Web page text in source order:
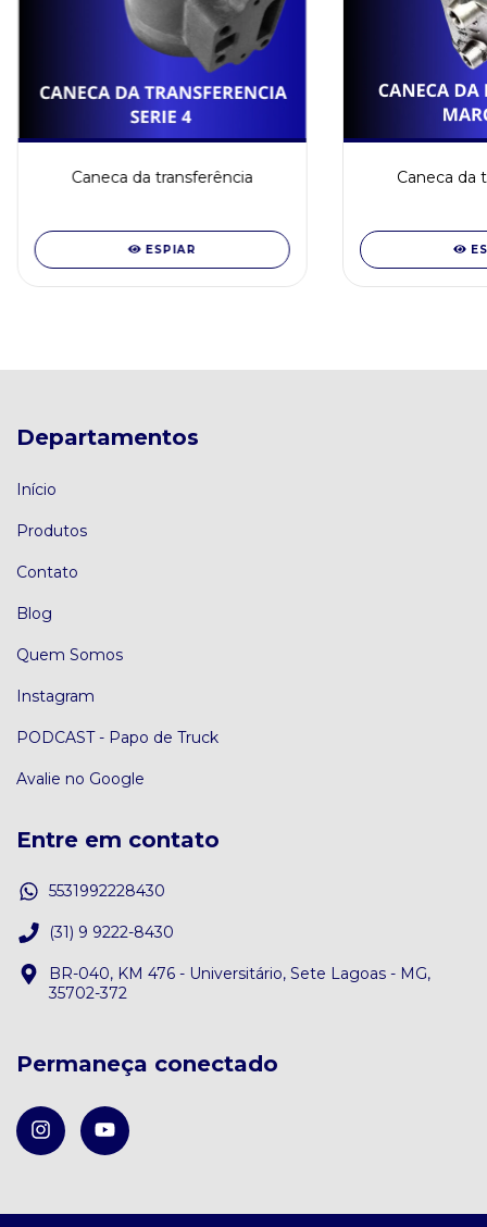
Caneca da transferência
ESPIAR
Caneca da
Departamentos
Início
Produtos
Contato
Blog
Quem Somos
Instagram
PODCAST - Papo de Truck
Avalie no Google
Entre em contato
5531992228430
(31) 9 9222-8430
BR-040, KM 476 - Universitário, Sete Lagoas - MG,
35702-372
Permaneça conectado